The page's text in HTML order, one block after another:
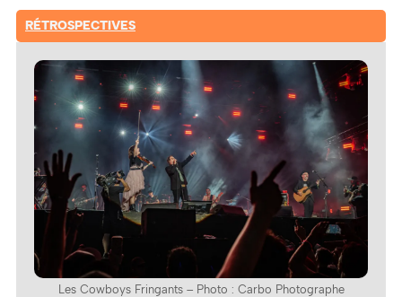
RÉTROSPECTIVES
Les Cowboys Fringants – Photo : Carbo Photographe